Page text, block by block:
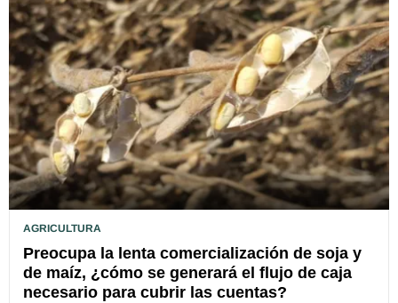
AGRICULTURA
Preocupa la lenta comercialización de soja y
de maíz, ¿cómo se generará el flujo de caja
necesario para cubrir las cuentas?